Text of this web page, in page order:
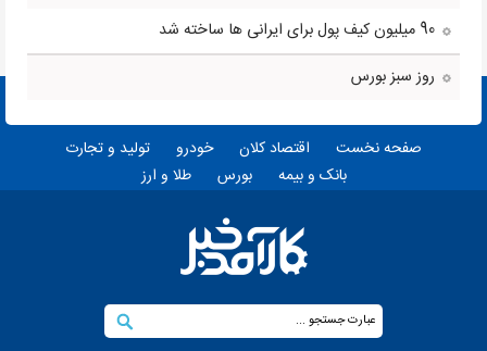
90 میلیون کیف پول برای ایرانی ها ساخته شد
روز سبز بورس
صفحه نخست اقتصاد کلان خودرو
تولید و تجارت
بانک و بیمه
بورس طلا و ارز